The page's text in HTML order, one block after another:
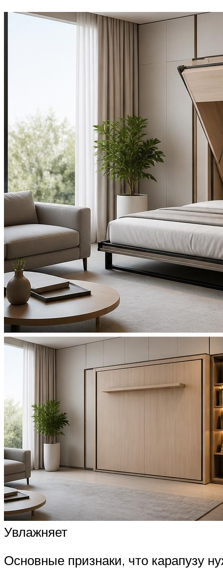
Увлажняет
Основные признаки, что карапузу